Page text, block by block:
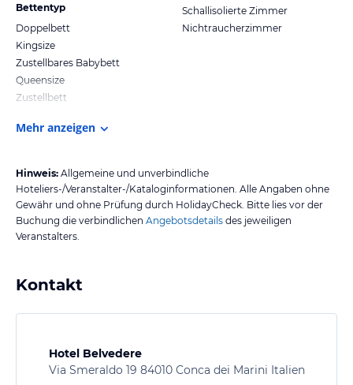
Bettentyp
Doppelbett
Kingsize
Zustellbares Babybett
Queensize
Zustellbett
Schallisolierte Zimmer
Nichtraucherzimmer
Mehr anzeigen
Hinweis: Allgemeine und unverbindliche
Hoteliers-/Veranstalter-/Kataloginformationen. Alle Angaben ohne
Gewähr und ohne Prüfung durch HolidayCheck. Bitte lies vor der
Buchung die verbindlichen Angebotsdetails des jeweiligen
Veranstalters.
Kontakt
Hotel Belvedere
Via Smeraldo 19 84010 Conca dei Marini Italien